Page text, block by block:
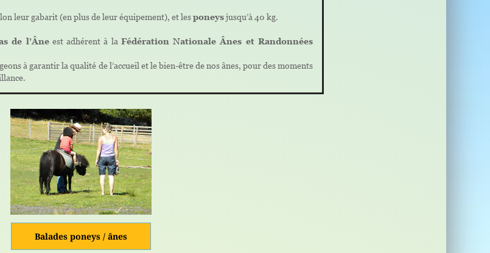
leur gabarit (en plus de leur équipement), et lesponeysjusqu’à 40 kg.
de l’Âneest adhérent à la Fédération Nationale Ânes et Randonnées
à garantir la qualité de l’accueil et le bien-être de nos ânes, pour des moments
Balades poneys / ânes